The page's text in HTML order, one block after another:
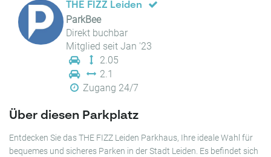
THE FIZZ Leiden
ParkBee
Direkt buchbar
Mitglied seit Jan '23
2.05
2.1
Zugang 24/7
Über diesen Parkplatz
Entdecken Sie das THE FIZZ Leiden Parkhaus, Ihre ideale Wahl für
bequemes und sicheres Parken in der Stadt Leiden. Es befindet sich